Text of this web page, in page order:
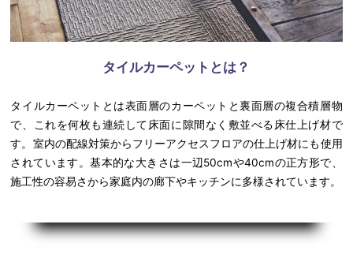
タイルカーペットとは？
タイルカーペットとは表面層のカーペットと裏面層の複合積層物
で、これを何枚も連続して床面に隙間なく敷並べる床仕上げ材で
す。室内の配線対策からフリーアクセスフロアの仕上げ材にも使用
されています。基本的な大きさは一辺50cmや40cmの正方形で、
施工性の容易さから家庭内の廊下やキッチンに多様されています。